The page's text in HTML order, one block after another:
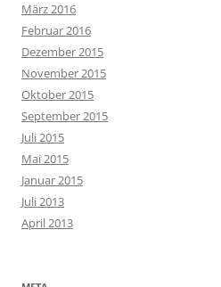
März 2016
Februar 2016
Dezember 2015
November 2015
Oktober 2015
September 2015
Juli 2015
Mai 2015
Januar 2015
Juli 2013
April 2013